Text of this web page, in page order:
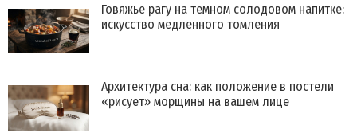
Говяжье рагу на темном солодовом напитке:
искусство медленного томления
Архитектура сна: как положение в постели
«рисует» морщины на вашем лице